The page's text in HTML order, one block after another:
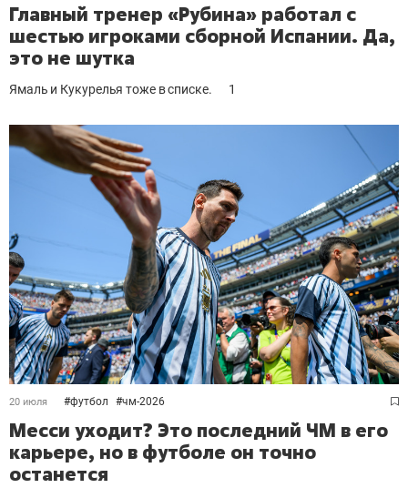
Главный тренер «Рубина» работал с
шестью игроками сборной Испании. Да,
это не шутка
Ямаль и Кукурелья тоже в списке. 1
20 июля #футбол #чм-2026
Месси уходит? Это последний ЧМ в его
карьере, но в футболе он точно
останется